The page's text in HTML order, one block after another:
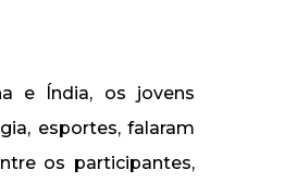
e Índia, os jovens
esportes, falaram
os participantes,